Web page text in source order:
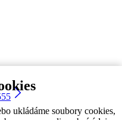
ukládáme soubory cookies,